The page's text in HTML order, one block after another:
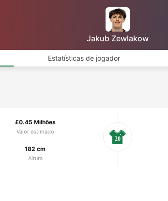
Jakub Zewlakow
Estatísticas de jogador
£0.45 Milhões
Valor estimado
182 cm
Altura
20